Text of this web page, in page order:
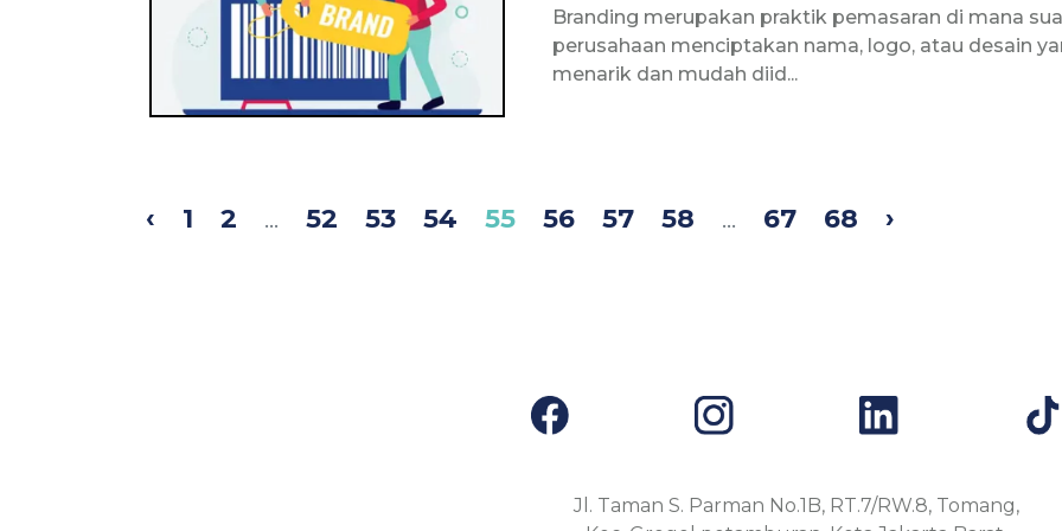
Branding merupakan praktik pemasaran di mana
perusahaan menciptakan nama, logo, atau desain
menarik dan mudah diid...
‹ 1 2 ... 52 53 54 55 56 57 58 ... 67 68 ›
Jl. Taman S. Parman No.1B, RT.7/RW.8, Tomang,